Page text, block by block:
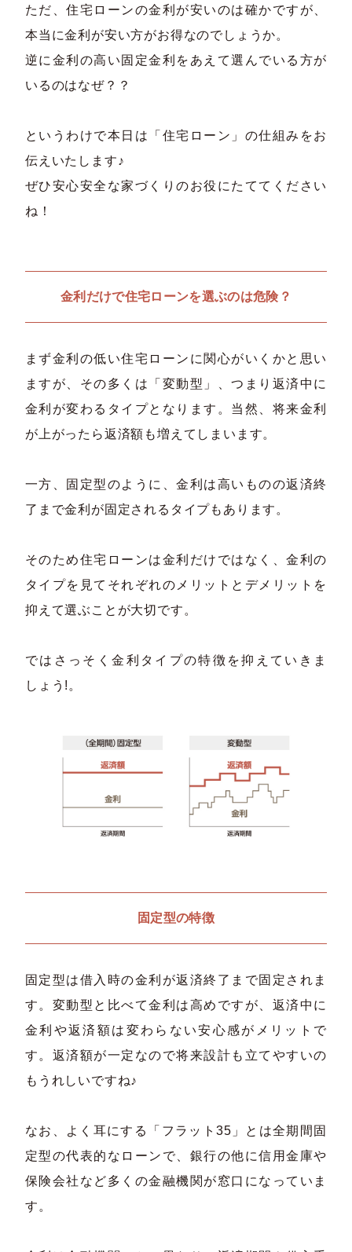
ただ、住宅ローンの金利が安いのは確かですが、
本当に金利が安い方がお得なのでしょうか。
逆に金利の高い固定金利をあえて選んでいる方が
いるのはなぜ？？
というわけで本日は「住宅ローン」の仕組みをお
伝えいたします♪
ぜひ安心安全な家づくりのお役にたててください
ね！
金利だけで住宅ローンを選ぶのは危険？
まず金利の低い住宅ローンに関心がいくかと思い
ますが、その多くは「変動型」、つまり返済中に
金利が変わるタイプとなります。当然、将来金利
が上がったら返済額も増えてしまいます。
一方、固定型のように、金利は高いものの返済終
了まで金利が固定されるタイプもあります。
そのため住宅ローンは金利だけではなく、金利の
タイプを見てそれぞれのメリットとデメリットを
抑えて選ぶことが大切です。
ではさっそく金利タイプの特徴を抑えていきま
しょう!。
固定型の特徴
固定型は借入時の金利が返済終了まで固定されま
す。変動型と比べて金利は高めですが、返済中に
金利や返済額は変わらない安心感がメリットで
す。返済額が一定なので将来設計も立てやすいの
もうれしいですね♪
なお、よく耳にする「フラット35」とは全期間固
定型の代表的なローンで、銀行の他に信用金庫や
保険会社など多くの金融機関が窓口になっていま
す。